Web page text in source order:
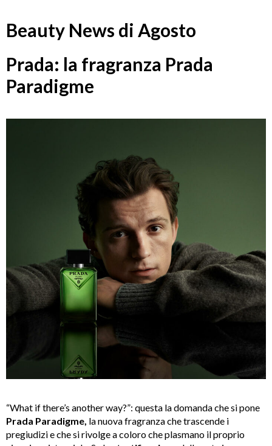
Beauty News di Agosto
Prada: la fragranza Prada
Paradigme
“What if there’s another way?”: questa la domanda che si pone
Prada Paradigme, la nuova fragranza che trascende i
pregiudizi e che si rivolge a coloro che plasmano il proprio